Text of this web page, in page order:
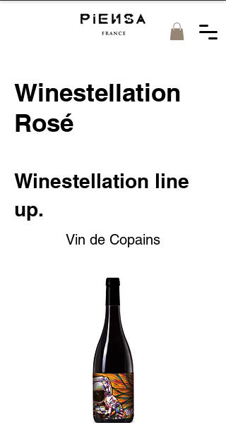
Winestellation
Rosé
Winestellation line
up.
Vin de Copains